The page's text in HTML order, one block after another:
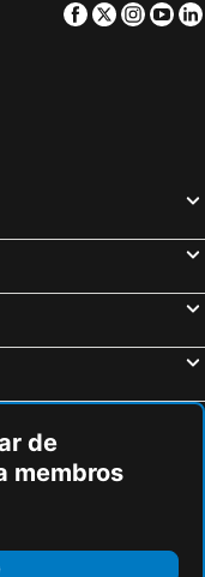
Facebook
Twitter
de
membros